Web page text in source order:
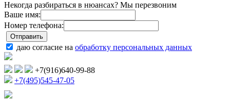
Некогда разбираться в нюансах? Мы перезвоним
Ваше имя:
Номер телефона:
даю согласие на обработку персональных данных
+7(916)640-99-88
+7(495)545-47-05